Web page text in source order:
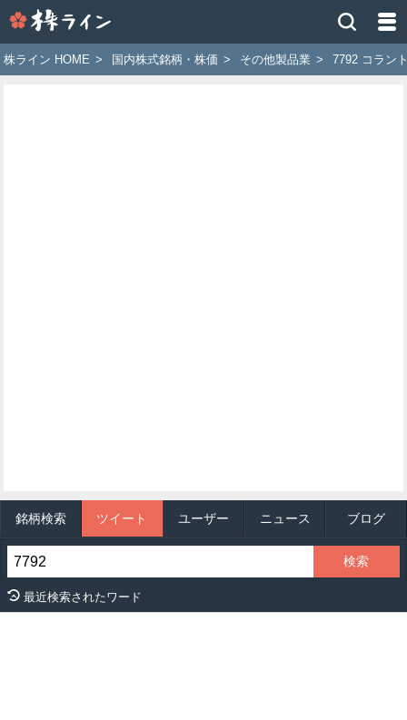
イ
ン
株ライン HOME > 国内株式銘柄・株価 > その他製品業 > 7792 コラン
銘柄検索 ツイート ユーザー ニュース ブログ
最近検索されたワード